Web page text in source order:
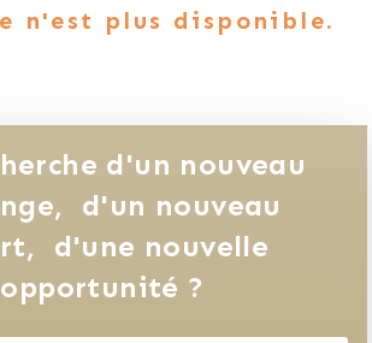
n'est plus disponible.
d'un nouveau
d'un nouveau
d'une nouvelle
opportunité ?